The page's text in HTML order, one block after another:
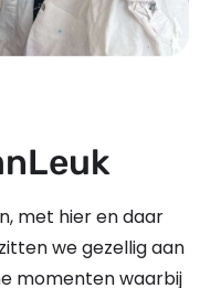
met hier en daar
we gezellig aan
momenten waarbij